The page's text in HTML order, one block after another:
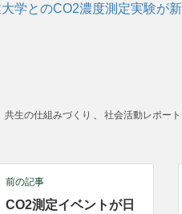
学とのCO2濃度測定実験が
共生の仕組みづくり 、 社会活動レポート
前の記事
CO2測定イベントが日